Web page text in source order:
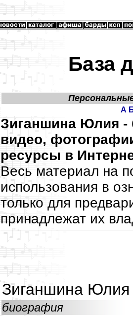
База
А
Зиганшина Юлия -
видео,
ресурсы в
Весь материал на
использования в
только для
принадлежат их
Зиганшина Юлия
биография